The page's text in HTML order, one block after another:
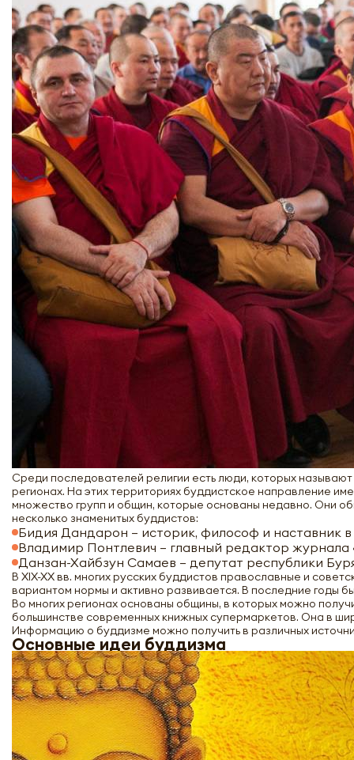
Среди последователей религии есть люди, которых
регионах. На этих территориях буддистское направление
множество групп и общин, которые основаны недавно. Они
несколько знаменитых буддистов:
Бидия Дандарон – историк, философ и наставник в
Владимир Понтлевич – главный редактор
Данзан-Хайбзун Самаев – депутат республики
В XIX-XX вв. многих русских буддистов православные и
вариантом нормы и активно развивается. В последние годы
Во многих регионах основаны общины, в которых можно
большинстве современных книжных супермаркетов. Она в
Информацию о буддизме можно получить в различных
Основные идеи буддизма